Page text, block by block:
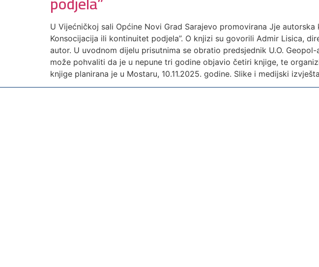
U Vijećničkoj sali Općine Novi Grad Sarajevo promovirana Jje
Konsocijacija ili kontinuitet podjela”. O knjizi su govorili Admir Lisica,
autor. U uvodnom dijelu prisutnima se obratio predsjednik U.O.
može pohvaliti da je u nepune tri godine objavio četiri knjige, te
knjige planirana je u Mostaru, 10.11.2025. godine. Slike i medijski